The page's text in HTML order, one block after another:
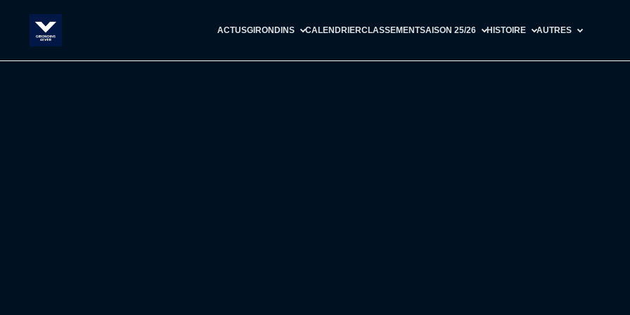
ACTUSGIRONDINS CALENDRIERCLASSEMENTSAISON 25/26 HISTOIRE AUTRES